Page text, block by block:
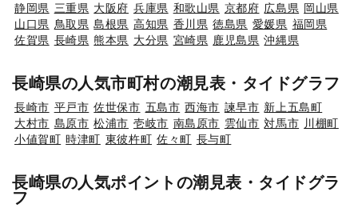
静岡県 三重県 大阪府 兵庫県 和歌山県 京都府 広島県 岡山県
山口県 鳥取県 島根県 高知県 香川県 徳島県 愛媛県 福岡県
佐賀県 長崎県 熊本県 大分県 宮崎県 鹿児島県 沖縄県
長崎県の人気市町村の潮見表・タイドグラフ
長崎市 平戸市 佐世保市 五島市 西海市 諫早市 新上五島町
大村市 島原市 松浦市 壱岐市 南島原市 雲仙市 対馬市 川棚町
小値賀町 時津町 東彼杵町 佐々町 長与町
長崎県の人気ポイントの潮見表・タイドグラ
フ